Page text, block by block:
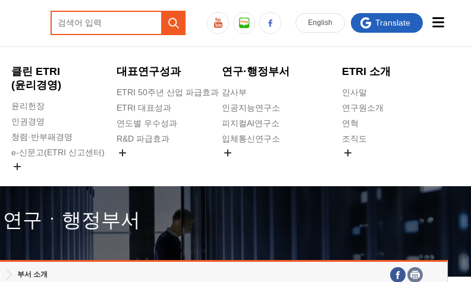
클린 ETRI
(윤리경영)
윤리헌장
인권경영
청렴·반부패경영
e-신문고(ETRI 신고센터)
고객의소리
수의계약 현황
대표연구성과
ETRI 50주년 산업 파급효과
ETRI 대표성과
연도별 우수성과
R&D 파급효과
연구·행정부서
감사부
인공지능연구소
피지컬AI연구소
입체통신연구소
호남권연구본부
ETRI 소개
인사말
연구원소개
연혁
조직도
연구원 고객헌장
주요업무연락처
English Translate
연구ㆍ행정부서
부서 소개